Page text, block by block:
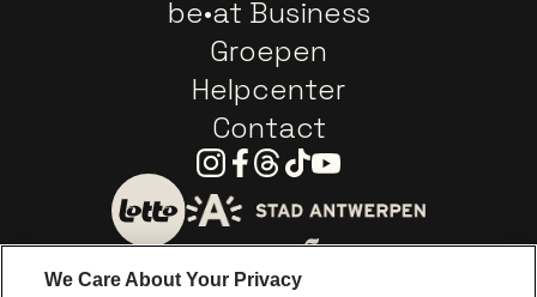
be•at Business
Groepen
Helpcenter
Contact
Instagram
Facebook
Threads
TiktokYoutube
Ga naar de website van
We Care About Your Privacy